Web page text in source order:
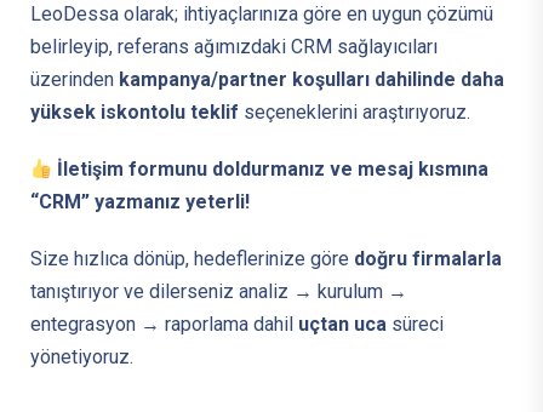
LeoDessa olarak; ihtiyaçlarınıza göre en uygun çözümü
belirleyip, referans ağımızdaki CRM sağlayıcıları
üzerinden kampanya/partner koşulları dahilinde daha
yüksek iskontolu teklif seçeneklerini araştırıyoruz.
İletişim formunu doldurmanız ve mesaj kısmına
“CRM” yazmanız yeterli!
Size hızlıca dönüp, hedeflerinize göre doğru firmalarla
tanıştırıyor ve dilerseniz analiz → kurulum →
entegrasyon → raporlama dahil uçtan uca süreci
yönetiyoruz.